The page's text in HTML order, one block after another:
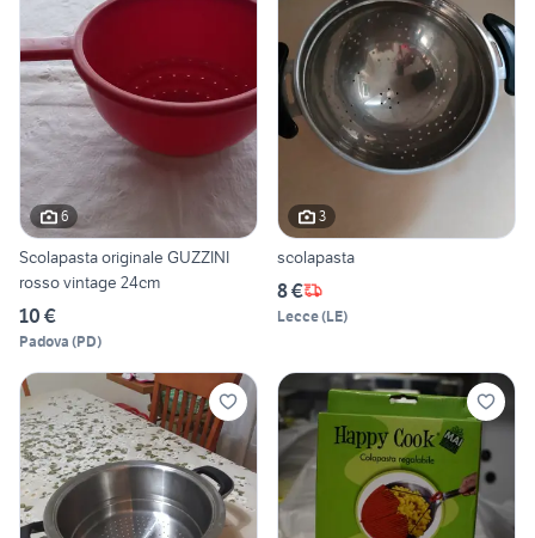
6
Scolapasta originale GUZZINI
rosso vintage 24cm
10 €
Padova (PD)
3
scolapasta
8 €
Lecce(LE)